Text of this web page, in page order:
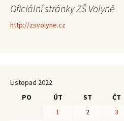
Oficiální stránky ZŠ Volyně
http://zsvolyne.cz
Listopad 2022
PO
ÚT ST ČT
1
2 3